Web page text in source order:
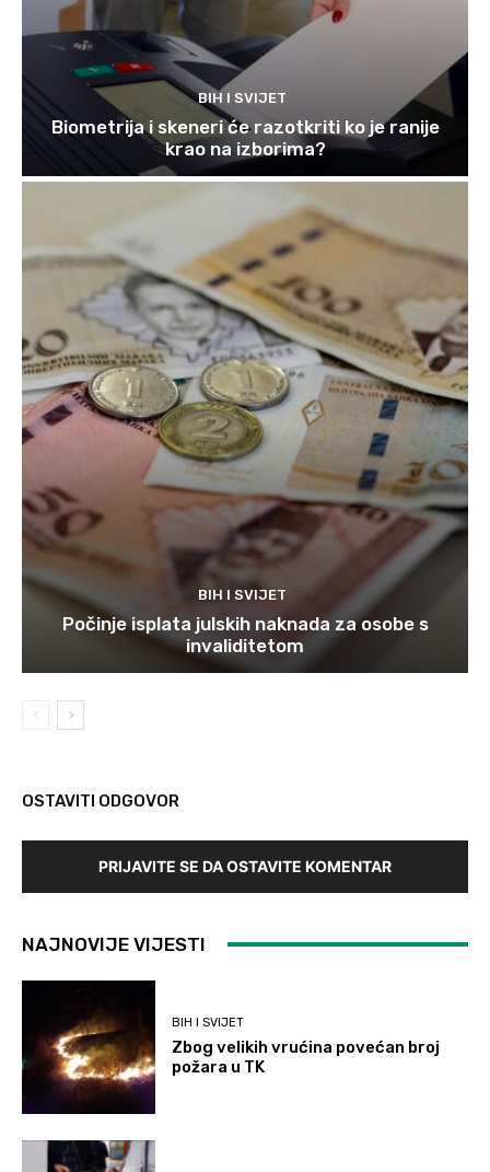
BIH I SVIJET
Biometrija i skeneri će razotkriti ko je ranije
krao na izborima?
BIH I SVIJET
Počinje isplata julskih naknada za osobe s
invaliditetom
OSTAVITI ODGOVOR
PRIJAVITE SE DA OSTAVITE KOMENTAR
NAJNOVIJE VIJESTI
BIH I SVIJET
Zbog velikih vrućina povećan broj
požara u TK